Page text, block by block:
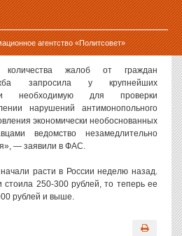
агентство «Политсовет»
раз.
сообщило в своем телеграм-
жалоб от граждан
запросила у крупнейших
необходимую для проверки
нарушений антимонопольного
экономически необоснованных
ведомство незамедлительно
— заявили в ФАС.
расти в России неделю назад.
стоила 250-300 рублей, то теперь ее
рублей и выше.